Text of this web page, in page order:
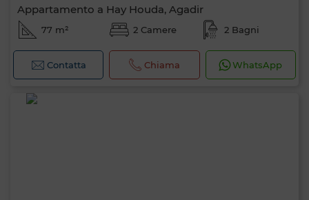
Appartamento a Hay Houda, Agadir
77 m² 2 Camere 2 Bagni
Contatta Chiama WhatsApp